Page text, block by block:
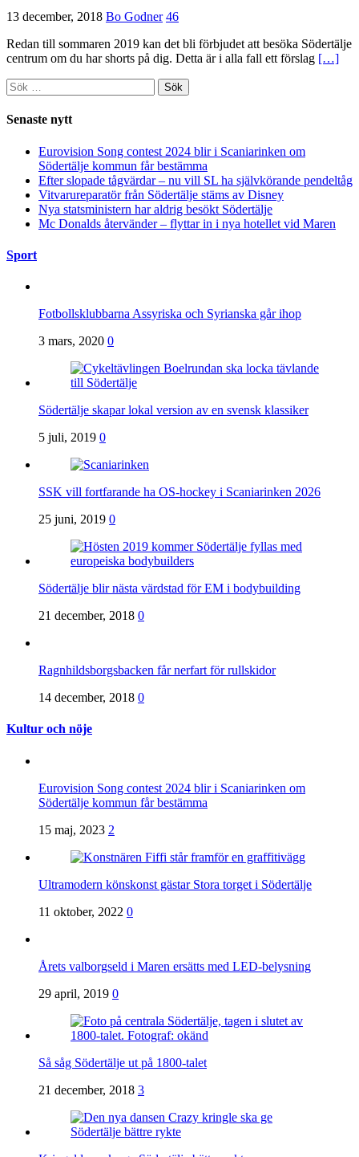
13 december, 2018 Bo Godner 46
Redan till sommaren 2019 kan det bli förbjudet att besöka Södertälje
centrum om du har shorts på dig. Detta är i alla fall ett förslag […]
Sök
efter:
Senaste nytt
Eurovision Song contest 2024 blir i Scaniarinken om
Södertälje kommun får bestämma
Efter slopade tågvärdar – nu vill SL ha självkörande pendeltåg
Vitvarureparatör från Södertälje stäms av Disney
Nya statsministern har aldrig besökt Södertälje
Mc Donalds återvänder – flyttar in i nya hotellet vid Maren
Sport
Fotbollsklubbarna Assyriska och Syrianska går ihop
3 mars, 2020 0
Södertälje skapar lokal version av en svensk klassiker
5 juli, 2019 0
SSK vill fortfarande ha OS-hockey i Scaniarinken 2026
25 juni, 2019 0
Södertälje blir nästa värdstad för EM i bodybuilding
21 december, 2018 0
Ragnhildsborgsbacken får nerfart för rullskidor
14 december, 2018 0
Kultur och nöje
Eurovision Song contest 2024 blir i Scaniarinken om
Södertälje kommun får bestämma
15 maj, 2023 2
Ultramodern könskonst gästar Stora torget i Södertälje
11 oktober, 2022 0
Årets valborgseld i Maren ersätts med LED-belysning
29 april, 2019 0
Så såg Södertälje ut på 1800-talet
21 december, 2018 3